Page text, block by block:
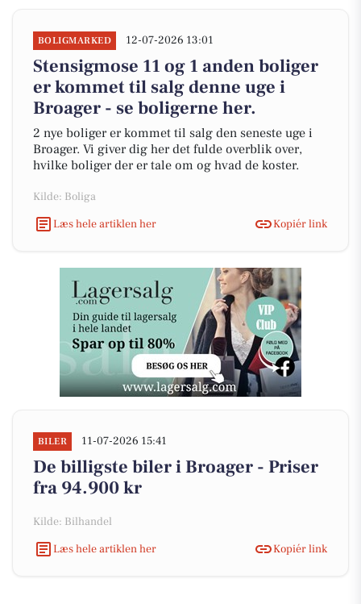
BOLIGMARKED 12-07-2026 13:01
Stensigmose 11 og 1 anden boliger
er kommet til salg denne uge i
Broager - se boligerne her.
2 nye boliger er kommet til salg den seneste uge i
Broager. Vi giver dig her det fulde overblik over,
hvilke boliger der er tale om og hvad de koster.
Kilde: Boliga
Læs hele artiklen her
Kopiér link
BILER 11-07-2026 15:41
De billigste biler i Broager - Priser
fra 94.900 kr
Kilde: Bilhandel
Læs hele artiklen her
Kopiér link